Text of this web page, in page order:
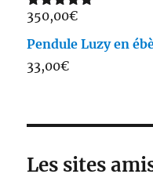
Note5.00
350,00€
Pendule Luzy en
33,00€
Les sites